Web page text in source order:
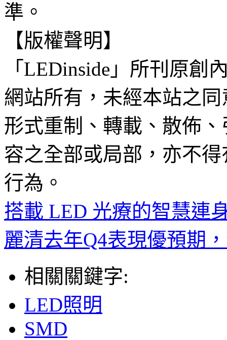
準。
【版權聲明】
「LEDinside」所刊原創
網站所有，未經本站之
形式重制、轉載、散佈
容之全部或局部，亦不
行為。
搭載 LED 光療的智慧連
麗清去年Q4表現優預期
相關關鍵字:
LED照明
SMD